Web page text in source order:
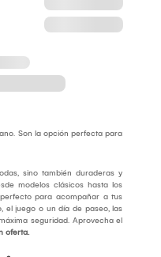
Son la opción perfecta para
sino también duraderas y
modelos clásicos hasta los
para acompañar a tus
el juego o un día de paseo, las
seguridad. Aprovecha el
oferta.